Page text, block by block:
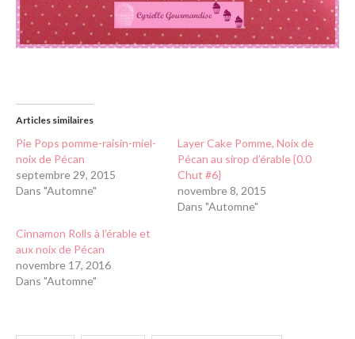
Articles similaires
Pie Pops pomme-raisin-miel-
noix de Pécan
septembre 29, 2015
Dans "Automne"
Layer Cake Pomme, Noix de
Pécan au sirop d’érable {0.0
Chut #6}
novembre 8, 2015
Dans "Automne"
Cinnamon Rolls à l’érable et
aux noix de Pécan
novembre 17, 2016
Dans "Automne"